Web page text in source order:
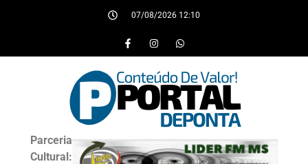
07/08/2026 12:10
Parceria
Cultural: